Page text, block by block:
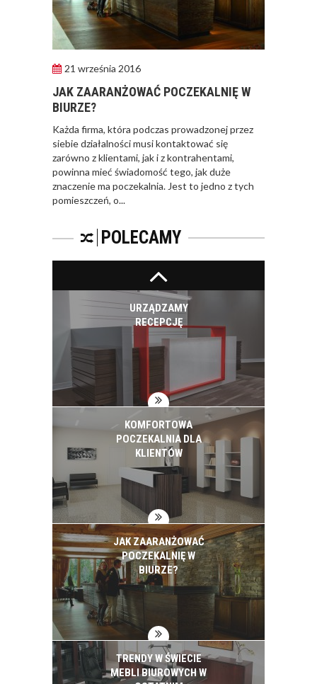
21 września 2016
JAK ZAARANŻOWAĆ POCZEKALNIĘ W
BIURZE?
Każda firma, która podczas prowadzonej przez
siebie działalności musi kontaktować się
zarówno z klientami, jak i z kontrahentami,
powinna mieć świadomość tego, jak duże
znaczenie ma poczekalnia. Jest to jedno z tych
pomieszczeń, o...
POLECAMY
TRENDY W ŚWIECIE
MEBLI BIUROWYCH W
ROKU
TRENDY NA RYNKU
MEBLI BIUROWYCH.
URZĄDZAMY
RECEPCJĘ
KOMFORTOWA
POCZEKALNIA DLA
KLIENTÓW
JAK ZAARANŻOWAĆ
POCZEKALNIĘ W
BIURZE?
TRENDY W ŚWIECIE
MEBLI BIUROWYCH W